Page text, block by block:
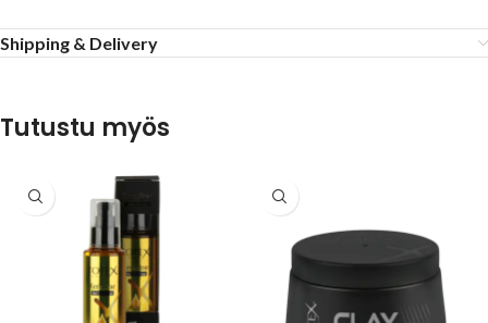
Shipping & Delivery
Tutustu myös